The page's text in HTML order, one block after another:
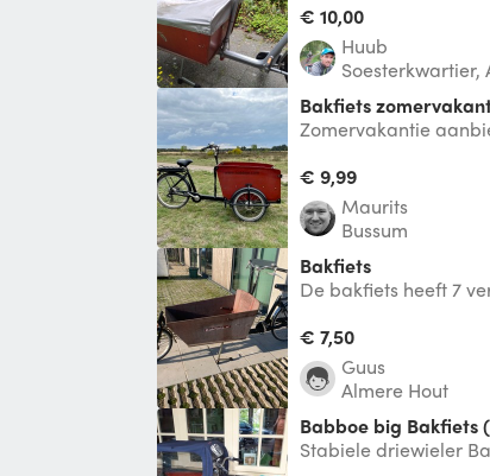
wo
€ 10,00
Huub
Soesterkwartier,
Bakfiets
Zomervakantie
te huur
€ 9,99
Maurits
Bussum
Bakfiets
De bakfiets heeft 7
€ 7,50
Guus
Almere Hout
Babboe big Bakfiets
Stabiele driewieler